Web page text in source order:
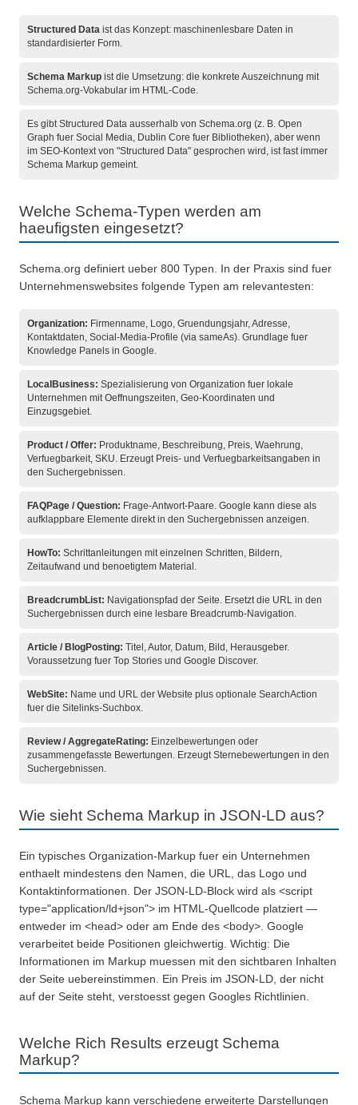
Structured Data ist das Konzept: maschinenlesbare Daten in
standardisierter Form.
Schema Markup ist die Umsetzung: die konkrete Auszeichnung mit
Schema.org-Vokabular im HTML-Code.
Es gibt Structured Data ausserhalb von Schema.org (z. B. Open
Graph fuer Social Media, Dublin Core fuer Bibliotheken), aber wenn
im SEO-Kontext von "Structured Data" gesprochen wird, ist fast immer
Schema Markup gemeint.
Welche Schema-Typen werden am
haeufigsten eingesetzt?
Schema.org definiert ueber 800 Typen. In der Praxis sind fuer
Unternehmenswebsites folgende Typen am relevantesten:
Organization: Firmenname, Logo, Gruendungsjahr, Adresse,
Kontaktdaten, Social-Media-Profile (via sameAs). Grundlage fuer
Knowledge Panels in Google.
LocalBusiness: Spezialisierung von Organization fuer lokale
Unternehmen mit Oeffnungszeiten, Geo-Koordinaten und
Einzugsgebiet.
Product / Offer: Produktname, Beschreibung, Preis, Waehrung,
Verfuegbarkeit, SKU. Erzeugt Preis- und Verfuegbarkeitsangaben in
den Suchergebnissen.
FAQPage / Question: Frage-Antwort-Paare. Google kann diese als
aufklappbare Elemente direkt in den Suchergebnissen anzeigen.
HowTo: Schrittanleitungen mit einzelnen Schritten, Bildern,
Zeitaufwand und benoetigtem Material.
BreadcrumbList: Navigationspfad der Seite. Ersetzt die URL in den
Suchergebnissen durch eine lesbare Breadcrumb-Navigation.
Article / BlogPosting: Titel, Autor, Datum, Bild, Herausgeber.
Voraussetzung fuer Top Stories und Google Discover.
WebSite: Name und URL der Website plus optionale SearchAction
fuer die Sitelinks-Suchbox.
Review / AggregateRating: Einzelbewertungen oder
zusammengefasste Bewertungen. Erzeugt Sternebewertungen in den
Suchergebnissen.
Wie sieht Schema Markup in JSON-LD aus?
Ein typisches Organization-Markup fuer ein Unternehmen
enthaelt mindestens den Namen, die URL, das Logo und
Kontaktinformationen. Der JSON-LD-Block wird als <script
type="application/ld+json"> im HTML-Quellcode platziert —
entweder im <head> oder am Ende des <body>. Google
verarbeitet beide Positionen gleichwertig. Wichtig: Die
Informationen im Markup muessen mit den sichtbaren Inhalten
der Seite uebereinstimmen. Ein Preis im JSON-LD, der nicht
auf der Seite steht, verstoesst gegen Googles Richtlinien.
Welche Rich Results erzeugt Schema
Markup?
Schema Markup kann verschiedene erweiterte Darstellungen